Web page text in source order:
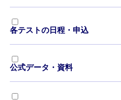
各テストの日程・申込
公式データ・資料